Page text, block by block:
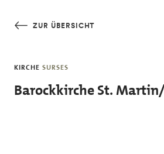
ZUR ÜBERSICHT
KIRCHE SURSES
Barockkirche St.